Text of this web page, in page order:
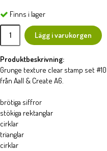
Finns i lager
Lägg i varukorgen
Produktbeskrivning:
Grunge texture clear stamp set
från Aall & Create A6.
brötiga siffror
stökiga rektanglar
cirklar
trianglar
cirklar